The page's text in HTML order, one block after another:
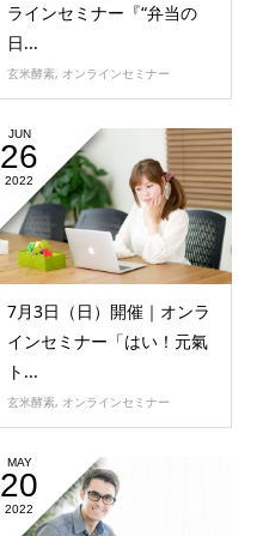
ラインセミナー『“弁当の
日...
玄米酵素, オンラインセミナー
JUN
26
2022
7月3日（日）開催｜オンラ
インセミナー「はい！元氣
ト...
玄米酵素, オンラインセミナー
MAY
20
2022